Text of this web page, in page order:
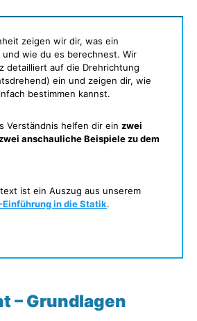
zeigen wir dir, was ein
und wie du es berechnest. Wir
detailliert auf die Drehrichtung
ein und zeigen dir, wie
bestimmen kannst.
Verständnis helfen dir ein zwei
anschauliche Beispiele zu dem
ist ein Auszug aus unserem
Einführung in die Statik.
– Grundlagen